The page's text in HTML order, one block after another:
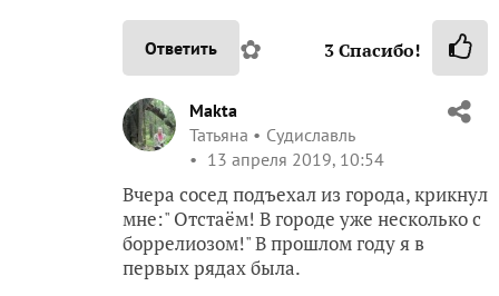
Ответить ✿ 3Спасибо!
Makta
Татьяна
Судиславль
13 апреля 2019, 10:54
Вчера сосед подъехал из города, крикнул
мне:" Отстаём! В городе уже несколько с
боррелиозом!" В прошлом году я в
первых рядах была.